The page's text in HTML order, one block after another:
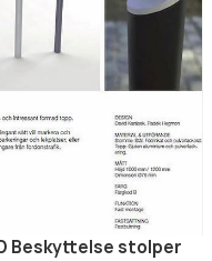
Beskyttelse stolper